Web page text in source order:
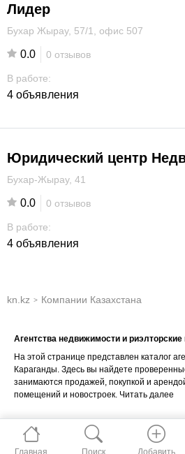
Лидер
Бухар Жырау, 57/1, офис 507
0.0 0 отзывов
В работе:
4 объявления
Юридический центр
Бухар-Жырау, 41
0.0 0 отзывов
В работе:
4 объявления
kn.kz > Компании Казахстана
Агентства недвижимости и
На этой странице представлен каталог
Караганды. Здесь вы найдете
занимаются продажей, покупкой и
помещений и новостроек. Читать далее
Что можно найти в каталоге:
Главная
Поиск Добавить